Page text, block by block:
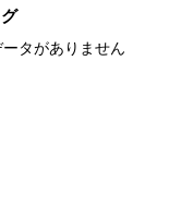
タがありません